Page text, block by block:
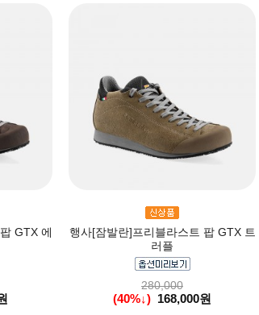
GTX 에
행사[잠발란]프리블라스트 팝 GTX 트
러플
280,000
(40%↓) 168,000원